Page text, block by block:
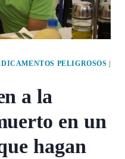
PELIGROSOS
a la
en un
hagan